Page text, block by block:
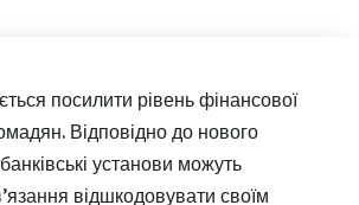
посилити рівень фінансової
Відповідно до нового
установи можуть
відшкодовувати своїм